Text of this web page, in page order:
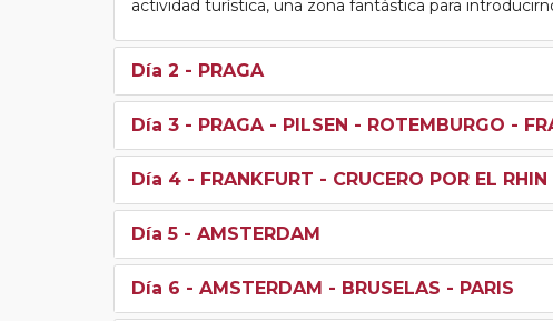
actividad turística, una zona fantástica para
Día 2 - PRAGA
Día 3 - PRAGA - PILSEN - ROTEMBURGO -
Día 4 - FRANKFURT - CRUCERO POR EL
Día 5 - AMSTERDAM
Día 6 - AMSTERDAM - BRUSELAS - PARIS